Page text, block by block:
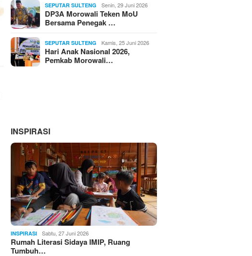
SEPUTAR SULTENG Senin, 29 Juni 2026
DP3A Morowali Teken MoU
Bersama Penegak …
SEPUTAR SULTENG Kamis, 25 Juni 2026
Hari Anak Nasional 2026,
Pemkab Morowali…
INSPIRASI
INSPIRASI Sabtu, 27 Juni 2026
Rumah Literasi Sidaya IMIP, Ruang
Tumbuh…